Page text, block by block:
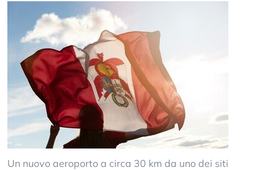
Un nuovo aeroporto a circa 30 km da uno dei siti